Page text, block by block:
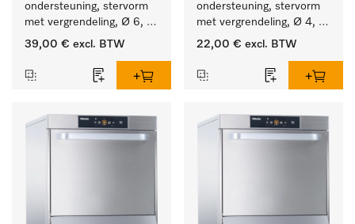
ondersteuning, stervorm
met vergrendeling, Ø 6,
lengte 275 mm.
39,00 € excl. BTW
ondersteuning, stervorm
met vergrendeling, Ø 4,
lengte 110 mm.
22,00 € excl. BTW